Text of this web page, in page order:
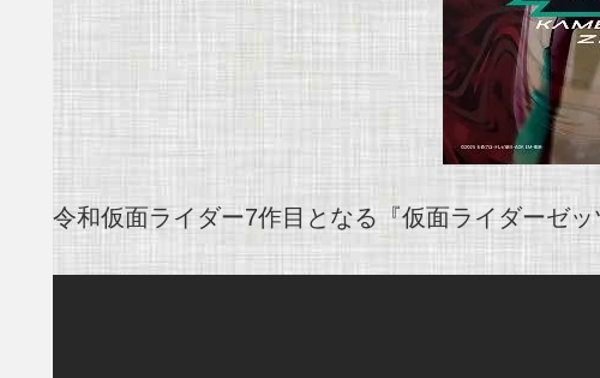
令和仮面ライダー7作目となる『仮面ライダーゼ